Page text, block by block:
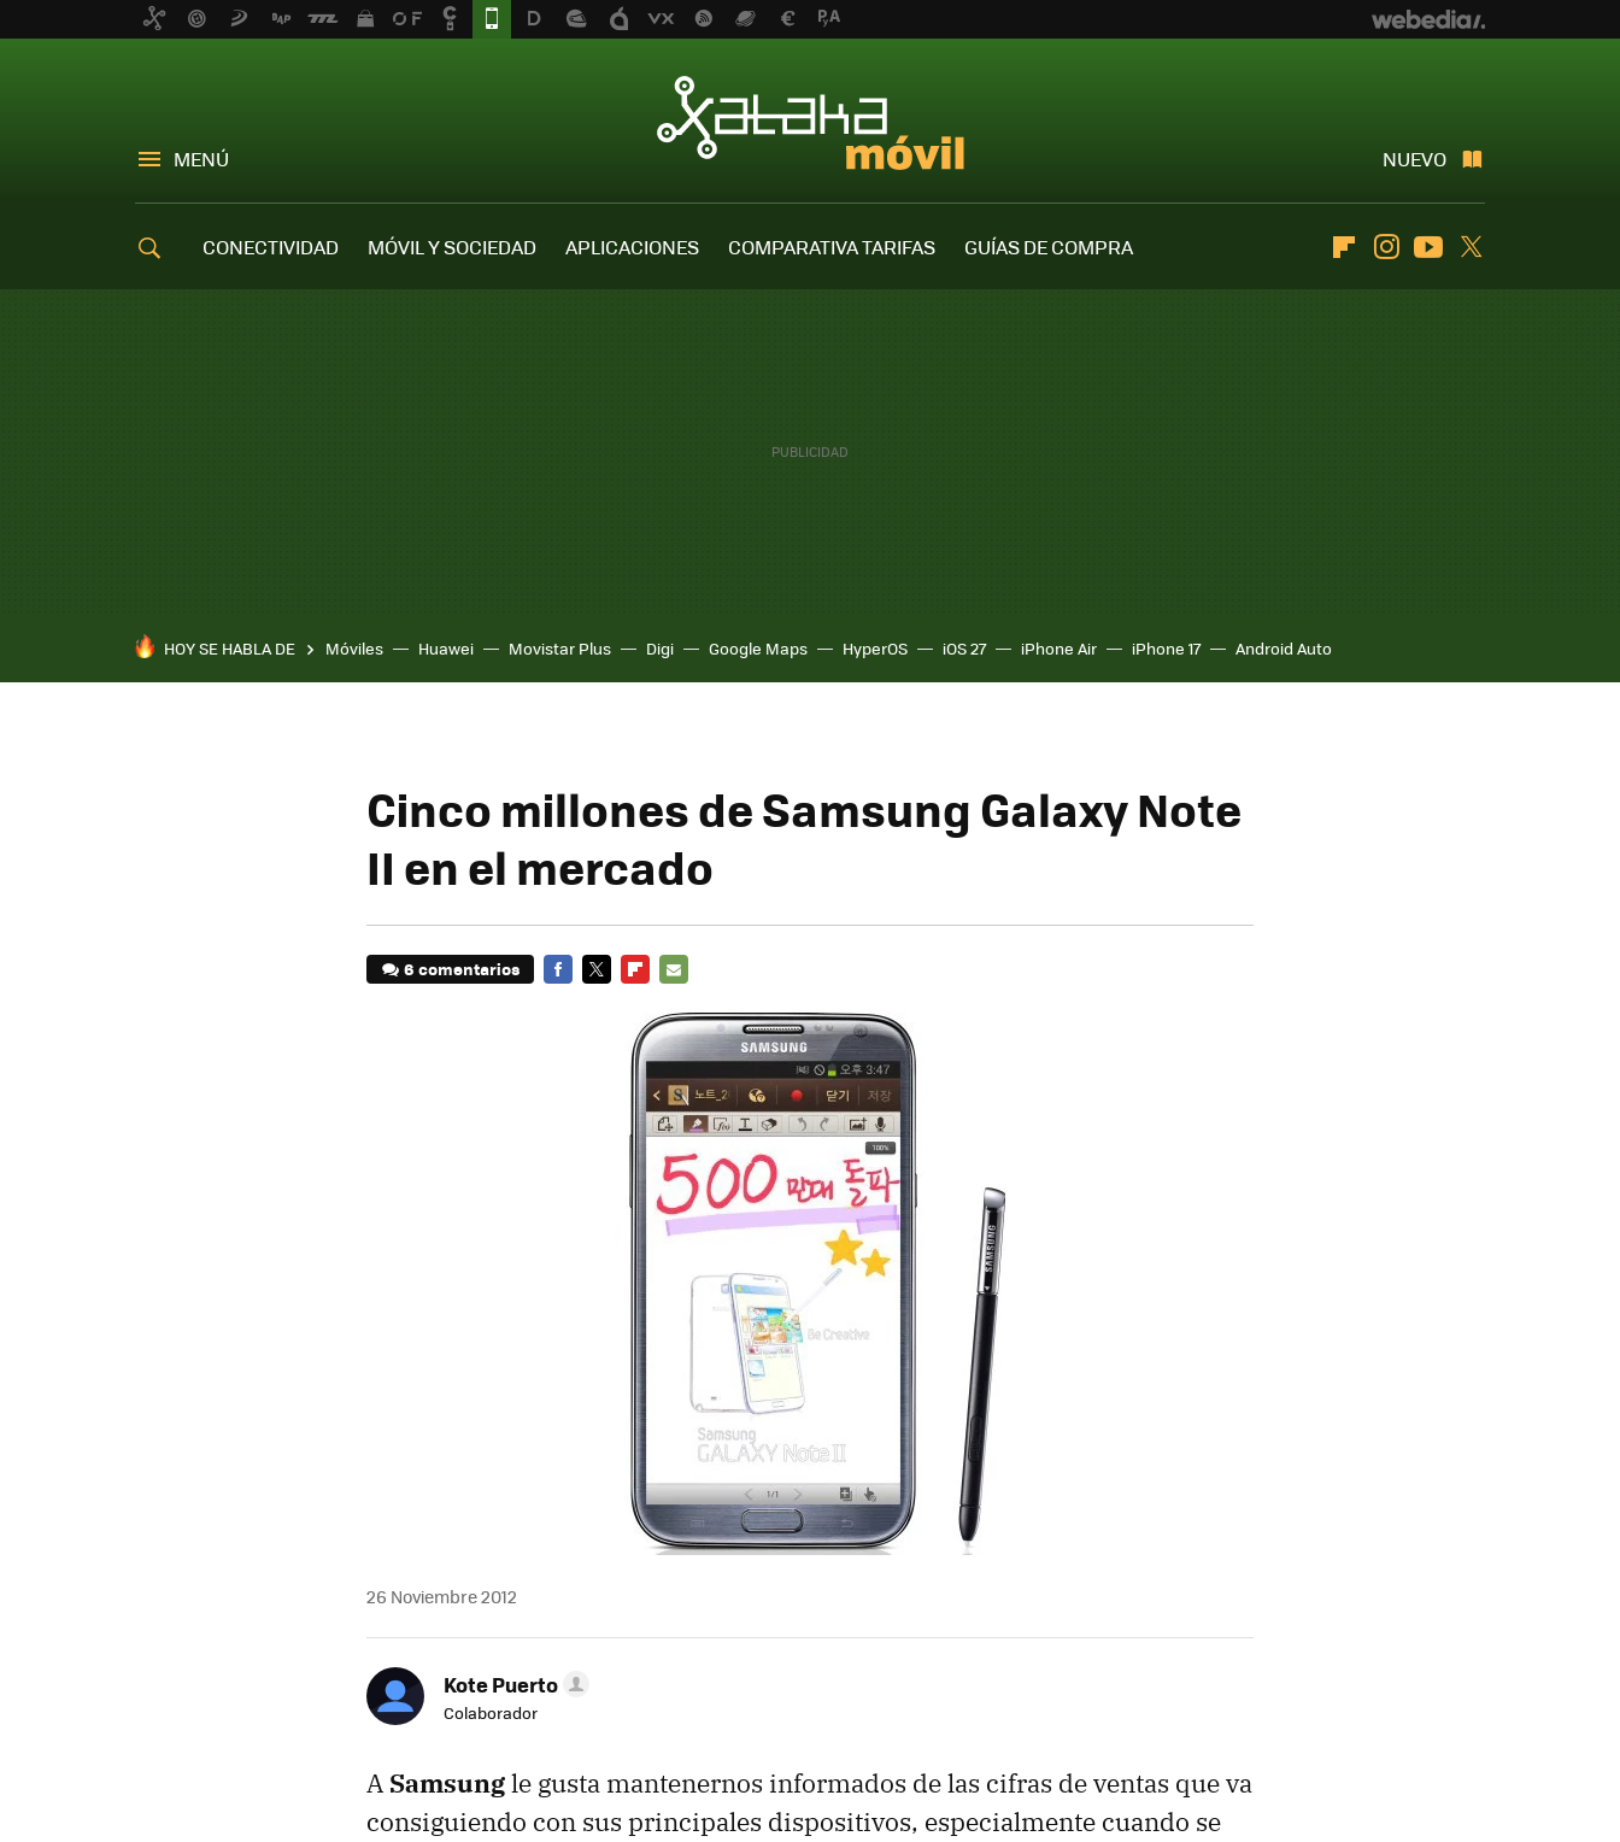
MENÚ NUEVO
CONECTIVIDAD MÓVIL Y SOCIEDAD APLICACIONES COMPARATIVA TARIFAS
GUÍAS DE COMPRA
FlipboardInstagramYoutube
HOY SE HABLA DE Móviles Huawei Movistar Plus Digi Google Maps HyperOS iOS 27 iPhone Air iPhone 17 Android Auto
Cinco millones de Samsung Galaxy Note
II en el mercado
6 comentarios
MAIL
26 Noviembre 2012
Kote Puerto
Colaborador
A Samsungle gusta mantenernos informados de las cifras de ventas que va
consiguiendo con sus principales dispositivos, especialmente cuando se